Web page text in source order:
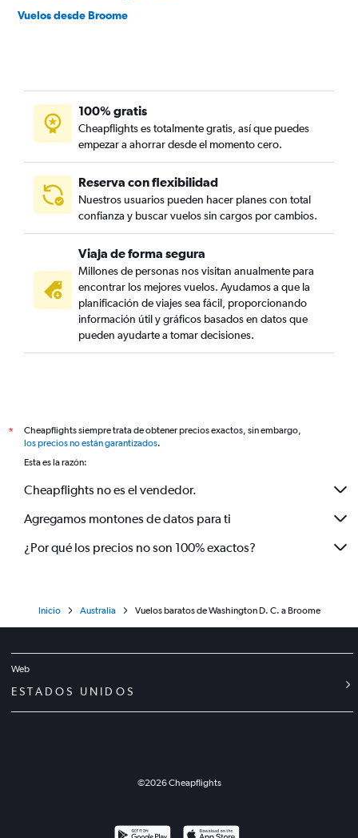
Vuelos desde Broome
100% gratis
Cheapflights es totalmente gratis, así que puedes
empezar a ahorrar desde el momento cero.
Reserva con flexibilidad
Nuestros usuarios pueden hacer planes con total
confianza y buscar vuelos sin cargos por cambios.
Viaja de forma segura
Millones de personas nos visitan anualmente para
encontrar los mejores vuelos. Ayudamos a que la
planificación de viajes sea fácil, proporcionando
información útil y gráficos basados en datos que
pueden ayudarte a tomar decisiones.
*
Cheapflights siempre trata de obtener precios exactos, sin embargo,
los precios no están garantizados.
Esta es la razón:
Cheapflights no es el vendedor.
Agregamos montones de datos para ti
¿Por qué los precios no son 100% exactos?
Inicio Australia Vuelos baratos de Washington D. C. a Broome
Web
ESTADOS UNIDOS
©2026Cheapflights